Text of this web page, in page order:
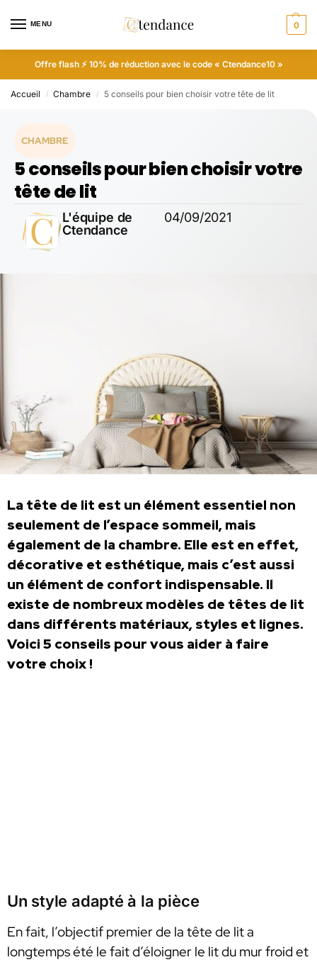
MENU 0
Offre flash ⚡ 10% de réduction avec le code « Ctendance10 »
Accueil / Chambre / 5 conseils pour bien choisir votre tête de lit
CHAMBRE
5 conseils pour bien choisir votre
tête de lit
L'équipe de
Ctendance
04/09/2021
La tête de lit est un élément essentiel non
seulement de l’espace sommeil, mais
également de la chambre. Elle est en effet,
décorative et esthétique, mais c’est aussi
un élément de confort indispensable. Il
existe de nombreux modèles de têtes de lit
dans différents matériaux, styles et lignes.
Voici 5 conseils pour vous aider à faire
votre choix !
Un style adapté à la pièce
En fait, l’objectif premier de la tête de lit a
longtemps été le fait d’éloigner le lit du mur froid et